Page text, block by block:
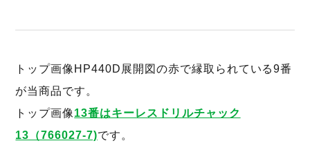
トップ画像HP440D展開図の赤で縁取られている9番
が当商品です。
トップ画像13番はキーレスドリルチャック
13（766027-7)です。